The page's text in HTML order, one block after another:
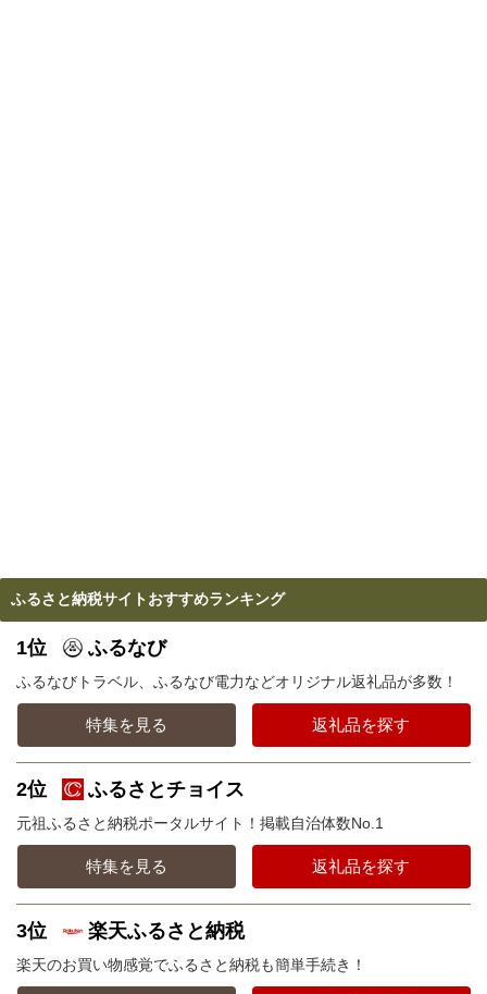
ふるさと納税サイトおすすめランキング
1位 ふるなび
ふるなびトラベル、ふるなび電力などオリジナル返礼品が多数！
特集を見る 返礼品を探す
2位 ふるさとチョイス
元祖ふるさと納税ポータルサイト！掲載自治体数No.1
特集を見る 返礼品を探す
3位 楽天ふるさと納税
楽天のお買い物感覚でふるさと納税も簡単手続き！